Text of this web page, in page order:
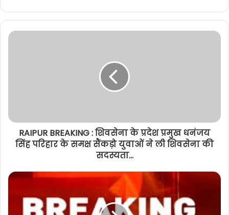
RAIPUR BREAKING : शिवसेना के प्रदेश प्रमुख धनंजय
सिंह परिहार के समक्ष सैंकड़ो युवाओं ने ली शिवसेना की
सदस्यता...